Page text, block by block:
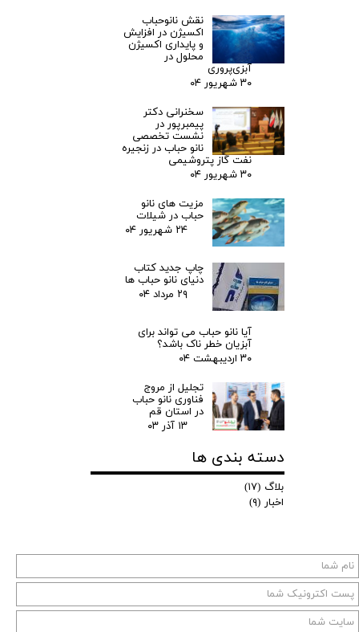
نقش نانوحباب
اکسیژن در افزایش
و پایداری اکسیژن
محلول در
آبزی‌پروری
۳۰ شهریور ۰۴
سخنرانی دکتر
پیمبرپور در
نشست تخصصی
نانو حباب در زنجیره
نفت گاز پتروشیمی
۳۰ شهریور ۰۴
مزیت های نانو
حباب در شیلات
۲۴ شهریور ۰۴
چاپ جدید کتاب
دنیای نانو حباب ها
۲۹ مرداد ۰۴
آیا نانو حباب می تواند برای
آبزیان خطر ناک باشد؟
۳۰ اردیبهشت ۰۴
تجلیل از مروج
فناوری نانو حباب
در استان قم
۱۳ آذر ۰۳
دسته بندی ها
بلاگ (۱۷)
اخبار (۹)